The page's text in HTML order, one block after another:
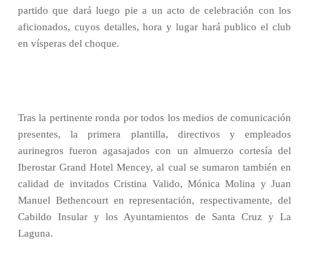
partido que dará luego pie a un acto de celebración con los
aficionados, cuyos detalles, hora y lugar hará publico el club
en vísperas del choque.
Tras la pertinente ronda por todos los medios de comunicación
presentes, la primera plantilla, directivos y empleados
aurinegros fueron agasajados con un almuerzo cortesía del
Iberostar Grand Hotel Mencey, al cual se sumaron también en
calidad de invitados Cristina Valido, Mónica Molina y Juan
Manuel Bethencourt en representación, respectivamente, del
Cabildo Insular y los Ayuntamientos de Santa Cruz y La
Laguna.